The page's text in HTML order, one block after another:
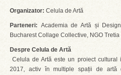
Organizator: Celula de Artă
Parteneri: Academia de Artă și
Bucharest Collage Collective, NGO
Despre Celula de Artă
Celula de Artă este un proiect cultural
2017, activ în multiple spații de artă